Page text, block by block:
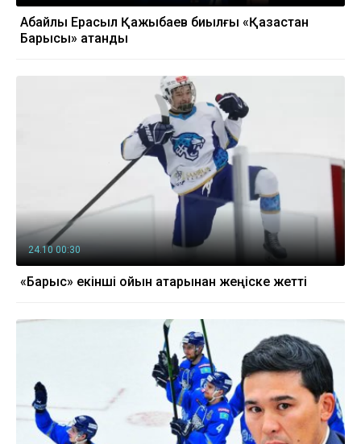
Абайлық Ерасыл Қажыбаев биылғы «Қазақстан
Барысы» атанды
24.10 00:30
«Барыс» екінші ойын қатарынан жеңіске жетті